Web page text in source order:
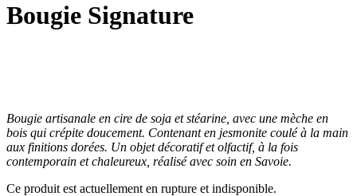
Bougie Signature
Bougie artisanale en cire de soja et stéarine, avec une mèche en
bois qui crépite doucement. Contenant en jesmonite coulé à la main
aux finitions dorées. Un objet décoratif et olfactif, à la fois
contemporain et chaleureux, réalisé avec soin en Savoie.
Ce produit est actuellement en rupture et indisponible.